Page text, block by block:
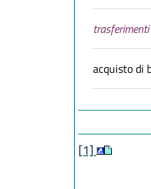
acquisto di
[1]